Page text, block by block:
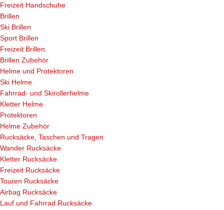
Freizeit Handschuhe
Brillen
Ski Brillen
Sport Brillen
Freizeit Brillen
Brillen Zubehör
Helme und Protektoren
Ski Helme
Fahrrad- und Skirollerhelme
Kletter Helme
Protektoren
Helme Zubehör
Rucksäcke, Taschen und Tragen
Wander Rucksäcke
Kletter Rucksäcke
Freizeit Rucksäcke
Touren Rucksäcke
Airbag Rucksäcke
Lauf und Fahrrad Rucksäcke